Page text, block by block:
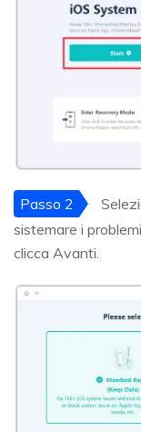
Passo 2
sistemare i
clicca Avanti.